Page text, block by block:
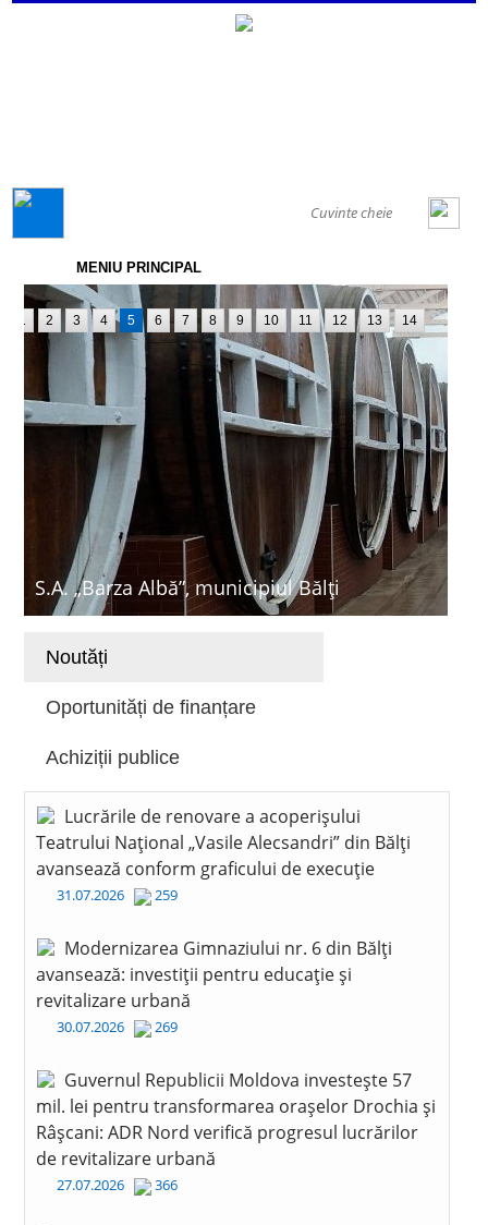
MENIU PRINCIPAL
S.A. „Barza Albă”, municipiul Bălți
1 2 3 4 5 6 7 8 9 10 11 12 13 14
Noutăți
Oportunități de finanțare
Achiziții publice
Lucrările de renovare a acoperișului
Teatrului Național „Vasile Alecsandri” din Bălți
avansează conform graficului de execuție
31.07.2026 259
Modernizarea Gimnaziului nr. 6 din Bălți
avansează: investiții pentru educație și
revitalizare urbană
30.07.2026 269
Guvernul Republicii Moldova investește 57
mil. lei pentru transformarea orașelor Drochia și
Râșcani: ADR Nord verifică progresul lucrărilor
de revitalizare urbană
27.07.2026 366